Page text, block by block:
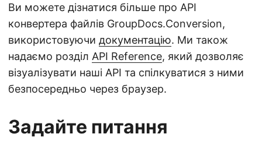
Ви можете дізнатися більше про API
конвертера файлів GroupDocs.Conversion,
використовуючи документацію. Ми також
надаємо розділ API Reference, який дозволяє
візуалізувати наші API та спілкуватися з ними
безпосередньо через браузер.
Задайте питання